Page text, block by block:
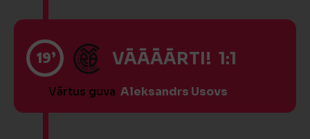
19’ VĀĀĀĀRTI! 1:1
Vārtus guva Aleksandrs Usovs